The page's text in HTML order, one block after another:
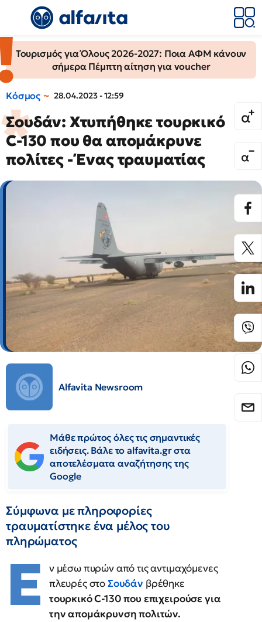
Τουρισμός για Όλους 2026-2027: Ποια ΑΦΜ κάνουν
σήμερα Πέμπτη αίτηση για voucher
Κόσμος 28.04.2023 - 12:59
Σουδάν: Χτυπήθηκε τουρκικό
C-130 που θα απομάκρυνε
πολίτες - Ένας τραυματίας
Alfavita Newsroom
Μάθε πρώτος όλες τις σημαντικές
ειδήσεις. Βάλε το alfavita.gr στα
αποτελέσματα αναζήτησης της
Google
Σύμφωνα με πληροφορίες
τραυματίστηκε ένα μέλος του
πληρώματος
Ε
ν μέσω πυρών από τις αντιμαχόμενες
πλευρές στοΣουδάν βρέθηκε
τουρκικό C-130 που επιχειρούσε για
την απομάκρυνση πολιτών.